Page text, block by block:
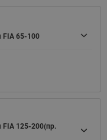
FIA 65-100
FIA 125-200(пр.